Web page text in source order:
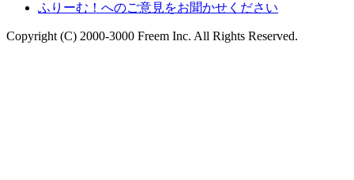
ふりーむ！へのご意見をお聞かせください
Copyright (C) 2000-3000 Freem Inc. All Rights Reserved.